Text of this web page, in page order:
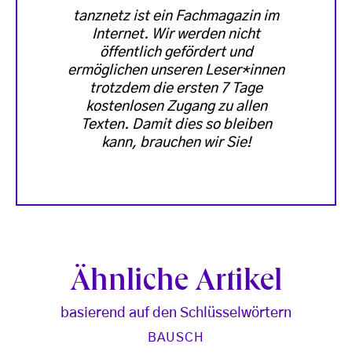
tanznetz ist ein Fachmagazin im
Internet. Wir werden nicht
öffentlich gefördert und
ermöglichen unseren Leser*innen
trotzdem die ersten 7 Tage
kostenlosen Zugang zu allen
Texten. Damit dies so bleiben
kann, brauchen wir Sie!
Ähnliche Artikel
basierend auf den Schlüsselwörtern
BAUSCH